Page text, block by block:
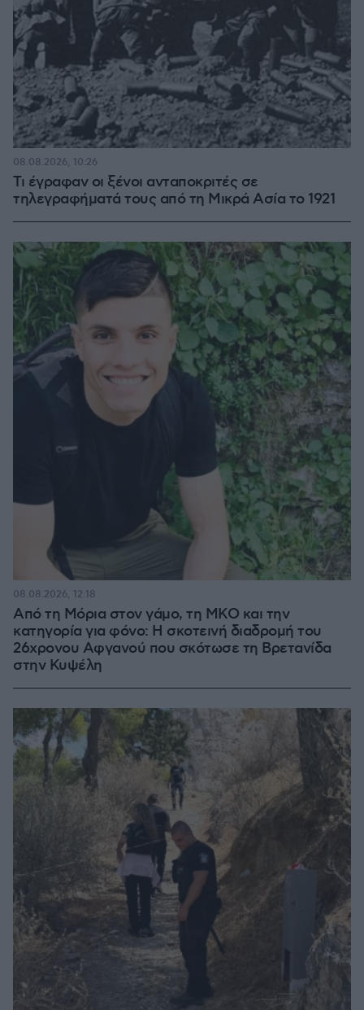
Τι έγραφαν οι ξένοι ανταποκριτές σε
τηλεγραφήματά τους από τη Μικρά Ασία το 1921
08.08.2026, 10:26
Από τη Μόρια στον γάμο, τη ΜΚΟ και την
κατηγορία για φόνο: Η σκοτεινή διαδρομή του
26χρονου Αφγανού που σκότωσε τη Βρετανίδα
στην Κυψέλη
08.08.2026, 12:18